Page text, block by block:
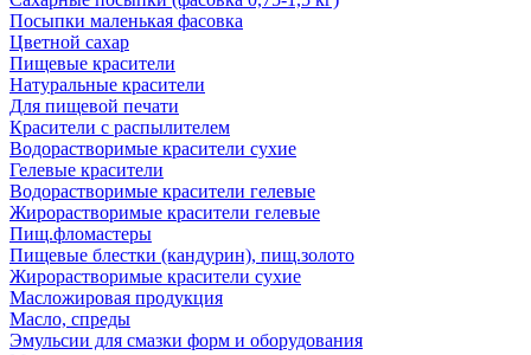
Посыпки маленькая фасовка
Цветной сахар
Пищевые красители
Натуральные красители
Для пищевой печати
Красители с распылителем
Водорастворимые красители сухие
Гелевые красители
Водорастворимые красители гелевые
Жирорастворимые красители гелевые
Пищ.фломастеры
Пищевые блестки (кандурин), пищ.золото
Жирорастворимые красители сухие
Масложировая продукция
Масло, спреды
Эмульсии для смазки форм и оборудования